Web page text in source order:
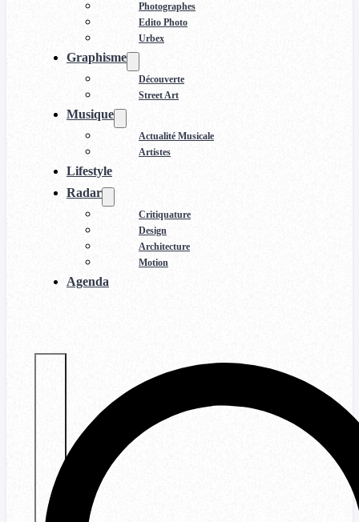
Photographes
Edito Photo
Urbex
Graphisme
Découverte
Street Art
Musique
Actualité Musicale
Artistes
Lifestyle
Radar
Critiquature
Design
Architecture
Motion
Agenda